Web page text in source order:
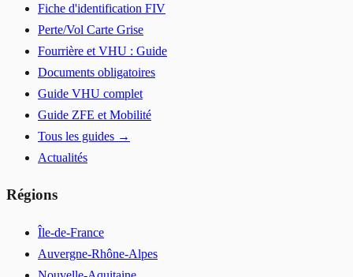
Fiche d'identification FIV
Perte/Vol Carte Grise
Fourrière et VHU : Guide
Documents obligatoires
Guide VHU complet
Guide ZFE et Mobilité
Tous les guides →
Actualités
Régions
Île-de-France
Auvergne-Rhône-Alpes